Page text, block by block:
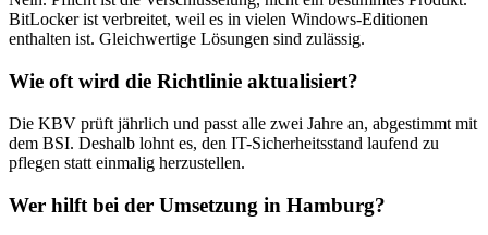
BitLocker ist verbreitet, weil es in vielen Windows-Editionen
enthalten ist. Gleichwertige Lösungen sind zulässig.
Wie oft wird die Richtlinie aktualisiert?
Die KBV prüft jährlich und passt alle zwei Jahre an, abgestimmt mit
dem BSI. Deshalb lohnt es, den IT-Sicherheitsstand laufend zu
pflegen statt einmalig herzustellen.
Wer hilft bei der Umsetzung in Hamburg?